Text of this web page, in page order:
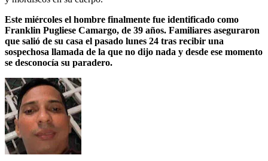
Este miércoles el hombre finalmente fue identificado como
Franklin Pugliese Camargo, de 39 años. Familiares aseguraron
que salió de su casa el pasado lunes 24 tras recibir una
sospechosa llamada de la que no dijo nada y desde ese momento
se desconocía su paradero.